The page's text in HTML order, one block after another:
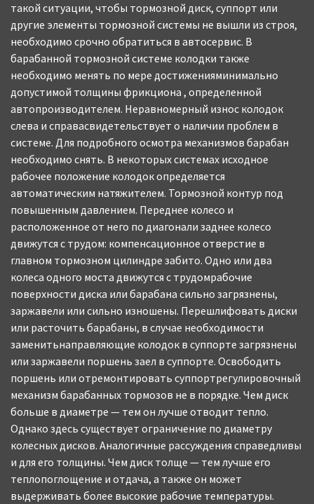
такой ситуации, чтобы тормозной диск, суппорт или
другие элементы тормозной системы не вышли из строя,
необходимо срочно обратиться в автосервис. В
барабанной тормозной системе колодки также
необходимо менять по мере достиженияминимально
допустимой толщины фрикциона , определенной
автопроизводителем. Неравномерный износ колодок
слева и справасвидетельствует о наличии проблем в
системе. Для подробного осмотра механизмов барабан
необходимо снять. В некоторых системах исходное
рабочее положение колодок определяется
автоматическим натяжителем. Тормозной контур под
повышенным давлением. Переднее колесо и
расположенное от него по диагонали заднее колесо
движутся с трудом: компенсационное отверстие в
главном тормозном цилиндре забито. Одно или два
колеса одного моста движутся с трудомрабочие
поверхности диска или барабана сильно загрязнены,
заржавели или сильно изношены. Перешлифовать диски
или расточить барабаны, в случае необходимости
заменитьнаправляющие колодок в суппорте загрязнены
или заржавели поршень заел в суппорте. Освободить
поршень или отремонтировать суппортрегулировочный
механизм барабанных тормозов не в порядке. Чем диск
больше в диаметре — тем он лучше отводит тепло.
Однако здесь существует ограничение по диаметру
колесных дисков. Аналогичные рассуждения справедливы
и для его толщины. Чем диск толще — тем лучше его
теплопоглощение и отдача, а также он может
выдерживать более высокие рабочие температуры.